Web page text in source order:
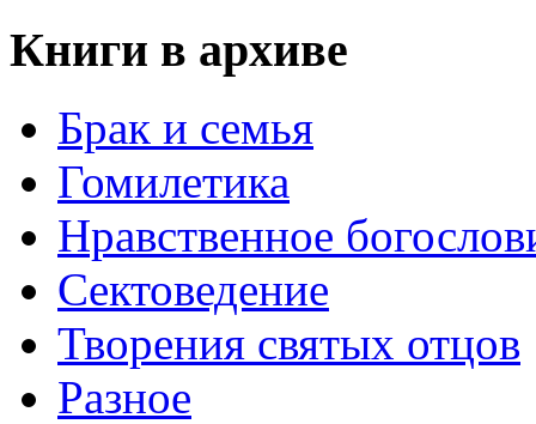
Книги в архиве
Брак и семья
Гомилетика
Нравственное
Сектоведение
Творения святых отцов
Разное